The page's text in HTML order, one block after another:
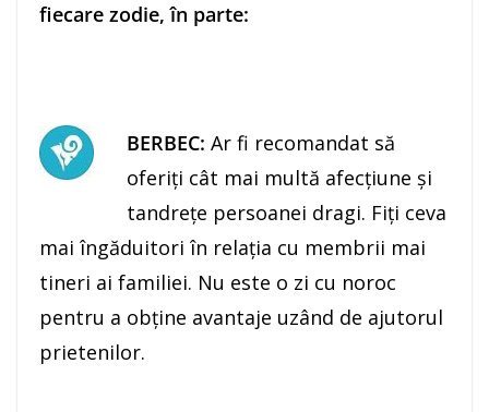
fiecare zodie, în parte:
BERBEC: Ar fi recomandat să
oferiţi cât mai multă afecţiune şi
tandreţe persoanei dragi. Fiţi ceva
mai îngăduitori în relaţia cu membrii mai
tineri ai familiei. Nu este o zi cu noroc
pentru a obţine avantaje uzând de ajutorul
prietenilor.